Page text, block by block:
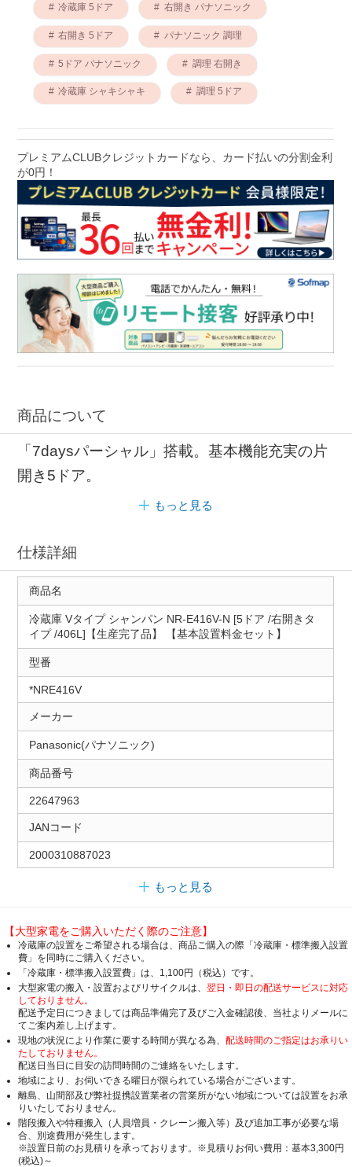
冷蔵庫 5ドア 右開き パナソニック
右開き 5ドア パナソニック 調理
5ドア パナソニック 調理 右開き
冷蔵庫 シャキシャキ 調理 5ドア
プレミアムCLUBクレジットカードなら、カード払いの分割金利
が0円！
商品について
「7daysパーシャル」搭載。基本機能充実の片
開き5ドア。
もっと見る
仕様詳細
商品名
冷蔵庫 Vタイプ シャンパン NR-E416V-N [5ドア /右開きタ
イプ /406L]【生産完了品】 【基本設置料金セット】
型番
*NRE416V
メーカー
Panasonic(パナソニック)
商品番号
22647963
JANコード
2000310887023
もっと見る
【大型家電をご購入いただく際のご注意】
冷蔵庫の設置をご希望される場合は、商品ご購入の際「冷蔵庫・標準搬入設置
費」を同時にご購入ください。
「冷蔵庫・標準搬入設置費」は、1,100円（税込）です。
大型家電の搬入・設置およびリサイクルは、 翌日・即日の配送サービスに対応
しておりません。
配送予定日につきましては商品準備完了及びご入金確認後、当社よりメールに
てご案内差し上げます。
現地の状況により作業に要する時間が異なる為、 配送時間のご指定はお承りい
たしておりません。
配送日当日に目安の訪問時間のご連絡をいたします。
地域により、お伺いできる曜日が限られている場合がございます。
離島、山間部及び弊社提携設置業者の営業所がない地域については設置をお承
りいたしておりません。
階段搬入や特種搬入（人員増員・クレーン搬入等）及び追加工事が必要な場
合、別途費用が発生します。
※設置日前のお見積りを承っております。※見積りお伺い費用：基本3,300円
(税込)～